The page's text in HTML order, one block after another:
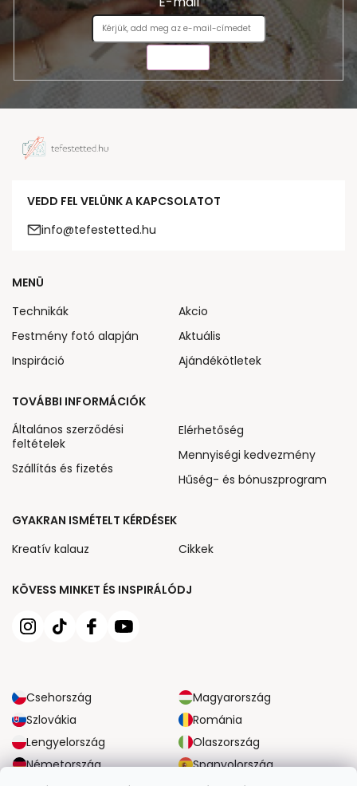
VEDD FEL VELÜNK A KAPCSOLATOT
info@tefestetted.hu
KÖVESS MINKET ÉS INSPIRÁLÓDJ
Csehország
Magyarország
Szlovákia
Románia
Lengyelország
Olaszország
Németország
Spanyolország
MENÜ
Technikák
Festmény fotó alapján
Inspiráció
Akcio
Aktuális
Ajándékötletek
TOVÁBBI INFORMÁCIÓK
Általános szerződési
feltételek
Szállítás és fizetés
Elérhetőség
Mennyiségi kedvezmény
Hűség- és bónuszprogram
GYAKRAN ISMÉTELT KÉRDÉSEK
Kreatív kalauz
Cikkek